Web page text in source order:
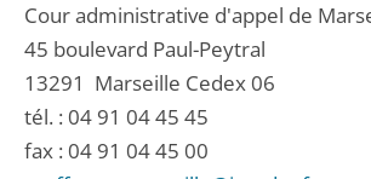
Cour administrative d'appel de
45 boulevard Paul-Peytral
13291 Marseille Cedex 06
tél. : 04 91 04 45 45
fax : 04 91 04 45 00